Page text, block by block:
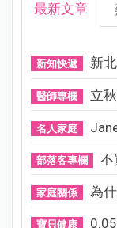
最新文章
新知快遞 新
醫師專欄 立
名人家庭
部落客專欄 不
家庭關係 為
寶貝健康